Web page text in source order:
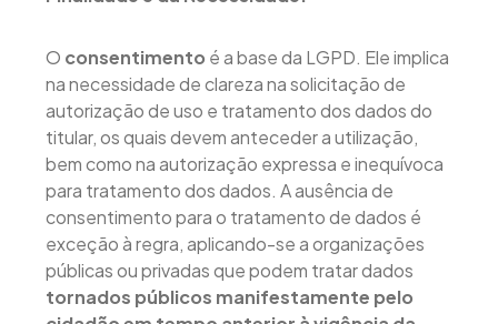
O consentimento é a base da LGPD. Ele implica
na necessidade de clareza na solicitação de
autorização de uso e tratamento dos dados do
titular, os quais devem anteceder a utilização,
bem como na autorização expressa e inequívoca
para tratamento dos dados. A ausência de
consentimento para o tratamento de dados é
exceção à regra, aplicando-se a organizações
públicas ou privadas que podem tratar dados
tornados públicos manifestamente pelo